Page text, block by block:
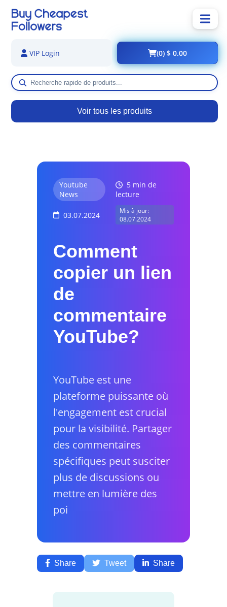
Voir tous les produits
VIP Login (0) $ 0.00
Youtube
News
5 min de
lecture
03.07.2024
Mis à jour:
08.07.2024
Comment
copier un lien
de
commentaire
YouTube?
YouTube est une
plateforme puissante où
l'engagement est crucial
pour la visibilité. Partager
des commentaires
spécifiques peut susciter
plus de discussions ou
mettre en lumière des
poi
Share Tweet Share